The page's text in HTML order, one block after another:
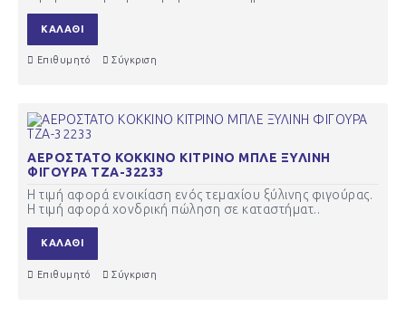
ΚΑΛΆΘΙ
Επιθυμητό Σύγκριση
ΑΕΡΟΣΤΑΤΟ ΚΟΚΚΙΝΟ ΚΙΤΡΙΝΟ ΜΠΛΕ ΞΥΛΙΝΗ
ΦΙΓΟΥΡΑ ΤΖΑ-32233
Η τιμή αφορά ενοικίαση ενός τεμαχίου ξύλινης φιγούρας.
Η τιμή αφορά χονδρική πώληση σε καταστήματ..
ΚΑΛΆΘΙ
Επιθυμητό Σύγκριση